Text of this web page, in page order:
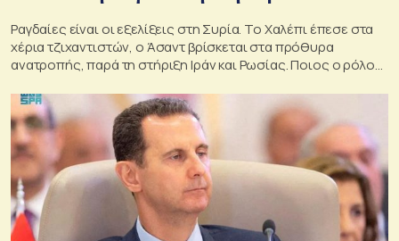
Ραγδαίες είναι οι εξελίξεις στη Συρία. Το Χαλέπι έπεσε στα
χέρια τζιχαντιστών, ο Άσαντ βρίσκεται στα πρόθυρα
ανατροπής, παρά τη στήριξη Ιράν και Ρωσίας. Ποιος ο ρόλος